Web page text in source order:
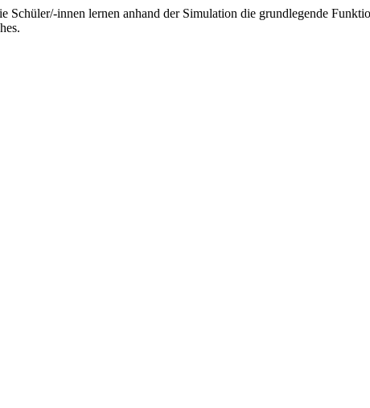
Schüler/-innen lernen anhand der Simulation die grundlegende